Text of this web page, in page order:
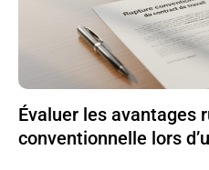
Évaluer les avantages
conventionnelle lors